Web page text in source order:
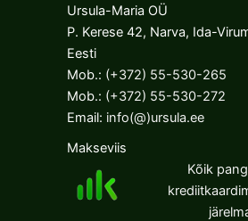
Ursula-Maria OÜ
P. Kerese 42, Narva, Ida-
Eesti
Mob.: (+372) 55-530-265
Mob.: (+372) 55-530-272
Email: info(@)ursula.ee
Makseviis
Kõik